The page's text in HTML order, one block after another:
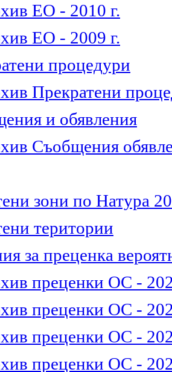
ЕО - 2010 г.
ЕО - 2009 г.
процедури
Прекратени
и обявления
Съобщения
зони по Натура
територии
за преценка
преценки ОС -
преценки ОС -
преценки ОС -
преценки ОС -